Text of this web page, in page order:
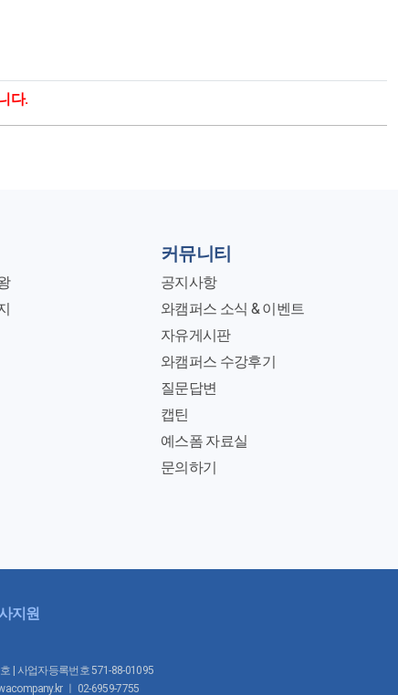
다.
커뮤니티
공지사항
와캠퍼스 소식 & 이벤트
자유게시판
와캠퍼스 수강후기
질문답변
캡틴
예스폼 자료실
문의하기
지원
| 사업자등록번호 571-88-01095
ㅣ 02-6959-7755